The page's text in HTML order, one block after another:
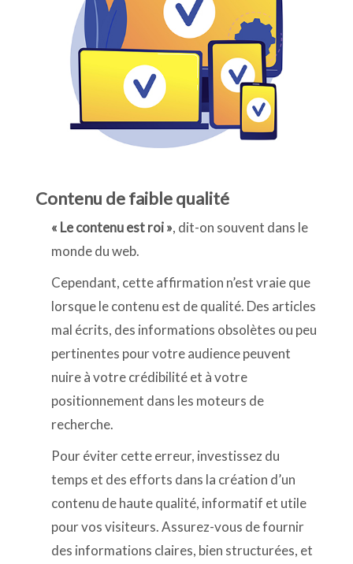
Contenu de faible qualité
« Le contenu est roi », dit-on souvent dans le
monde du web.
Cependant, cette affirmation n’est vraie que
lorsque le contenu est de qualité. Des articles
mal écrits, des informations obsolètes ou peu
pertinentes pour votre audience peuvent
nuire à votre crédibilité et à votre
positionnement dans les moteurs de
recherche.
Pour éviter cette erreur, investissez du
temps et des efforts dans la création d’un
contenu de haute qualité, informatif et utile
pour vos visiteurs. Assurez-vous de fournir
des informations claires, bien structurées, et